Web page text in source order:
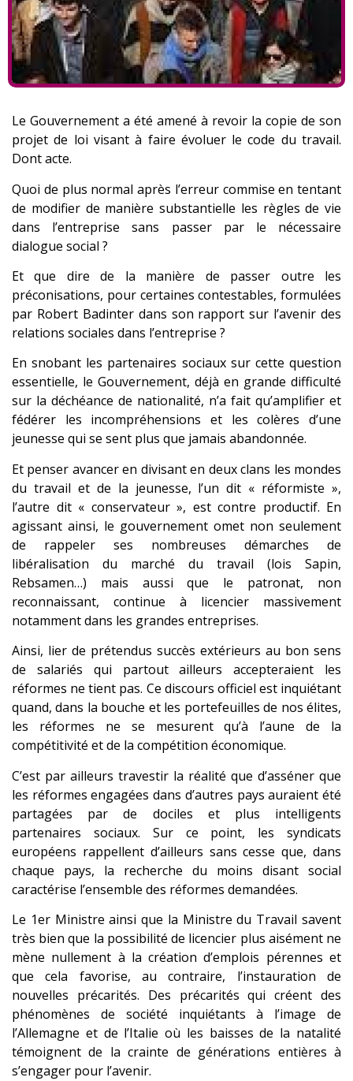
Le Gouvernement a été amené à revoir la copie de son
projet de loi visant à faire évoluer le code du travail.
Dont acte.
Quoi de plus normal après l’erreur commise en tentant
de modifier de manière substantielle les règles de vie
dans l’entreprise sans passer par le nécessaire
dialogue social ?
Et que dire de la manière de passer outre les
préconisations, pour certaines contestables, formulées
par Robert Badinter dans son rapport sur l’avenir des
relations sociales dans l’entreprise ?
En snobant les partenaires sociaux sur cette question
essentielle, le Gouvernement, déjà en grande difficulté
sur la déchéance de nationalité, n’a fait qu’amplifier et
fédérer les incompréhensions et les colères d’une
jeunesse qui se sent plus que jamais abandonnée.
Et penser avancer en divisant en deux clans les mondes
du travail et de la jeunesse, l’un dit « réformiste »,
l’autre dit « conservateur », est contre productif. En
agissant ainsi, le gouvernement omet non seulement
de rappeler ses nombreuses démarches de
libéralisation du marché du travail (lois Sapin,
Rebsamen…) mais aussi que le patronat, non
reconnaissant, continue à licencier massivement
notamment dans les grandes entreprises.
Ainsi, lier de prétendus succès extérieurs au bon sens
de salariés qui partout ailleurs accepteraient les
réformes ne tient pas. Ce discours officiel est inquiétant
quand, dans la bouche et les portefeuilles de nos élites,
les réformes ne se mesurent qu’à l’aune de la
compétitivité et de la compétition économique.
C’est par ailleurs travestir la réalité que d’asséner que
les réformes engagées dans d’autres pays auraient été
partagées par de dociles et plus intelligents
partenaires sociaux. Sur ce point, les syndicats
européens rappellent d’ailleurs sans cesse que, dans
chaque pays, la recherche du moins disant social
caractérise l’ensemble des réformes demandées.
Le 1er Ministre ainsi que la Ministre du Travail savent
très bien que la possibilité de licencier plus aisément ne
mène nullement à la création d’emplois pérennes et
que cela favorise, au contraire, l’instauration de
nouvelles précarités. Des précarités qui créent des
phénomènes de société inquiétants à l’image de
l’Allemagne et de l’Italie où les baisses de la natalité
témoignent de la crainte de générations entières à
s’engager pour l’avenir.